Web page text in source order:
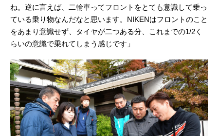
ね。逆に言えば、二輪車ってフロントをとても意識して乗っ
ている乗り物なんだなと思います。NIKENはフロントのこと
をあまり意識せず、タイヤが二つある分、これまでの1/2く
らいの意識で乗れてしまう感じです」